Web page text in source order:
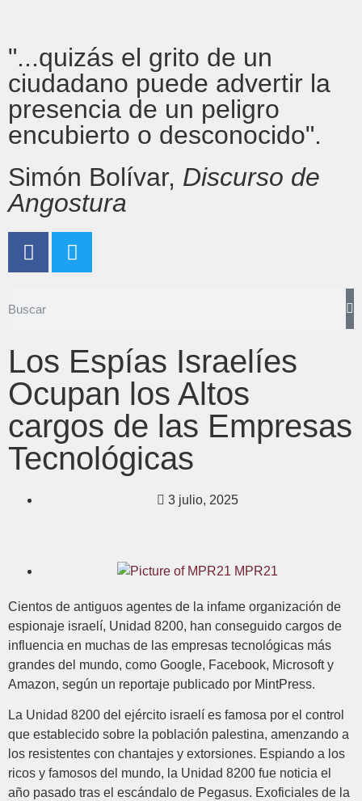
"...quizás el grito de un
ciudadano puede advertir la
presencia de un peligro
encubierto o desconocido".
Simón Bolívar, Discurso de
Angostura
Los Espías Israelíes
Ocupan los Altos
cargos de las Empresas
Tecnológicas
3 julio, 2025
MPR21
Cientos de antiguos agentes de la infame organización de
espionaje israelí, Unidad 8200, han conseguido cargos de
influencia en muchas de las empresas tecnológicas más
grandes del mundo, como Google, Facebook, Microsoft y
Amazon, según un reportaje publicado por MintPress.
La Unidad 8200 del ejército israelí es famosa por el control
que establecido sobre la población palestina, amenzando a
los resistentes con chantajes y extorsiones. Espiando a los
ricos y famosos del mundo, la Unidad 8200 fue noticia el
año pasado tras el escándalo de Pegasus. Exoficiales de la